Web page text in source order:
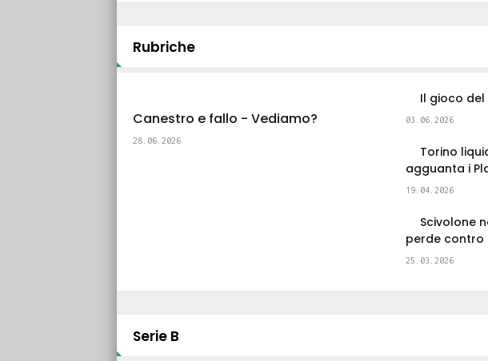
Rubriche
Canestro e fallo - Vediamo?
28.06.2026
Il gioco del
03.06.2026
Torino
agguanta i
19.04.2026
Scivolone
perde contro
25.03.2026
Serie B